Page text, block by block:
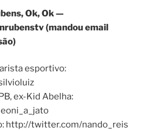
Ok, Ok —
(mandou email
esportivo:
ex-Kid Abelha:
http://twitter.com/nando_reis